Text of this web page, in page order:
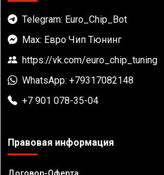
Telegram: Euro_Chip_Bot
Max: Евро Чип Тюнинг
https://vk.com/euro_chip_tuning
WhatsApp: +79317082148
+7 901 078-35-04
Правовая информация